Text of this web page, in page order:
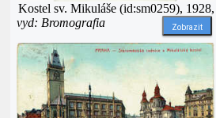
Kostel sv. Mikuláše (id:sm0259), 1928,
vyd: Bromografia
Zobrazit